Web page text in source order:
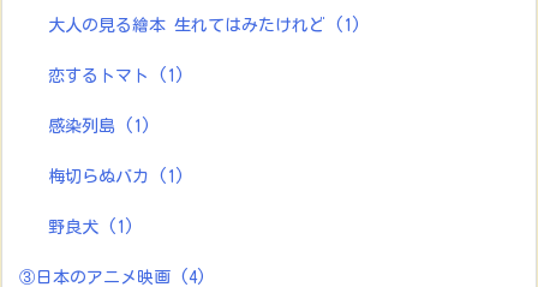
大人の見る繪本 生れてはみたけれど (1)
恋するトマト (1)
感染列島 (1)
梅切らぬバカ (1)
野良犬 (1)
③日本のアニメ映画 (4)